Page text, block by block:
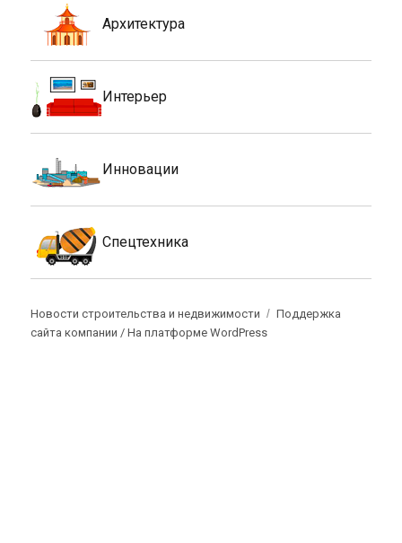
Архитектура
Интерьер
Инновации
Спецтехника
Новости строительства и недвижимости
Поддержка
сайта компании /На платформе WordPress